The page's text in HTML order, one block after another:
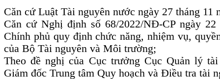
Căn cứ Luật Tài nguyên nước ngày 27 tháng 11
Căn cứ Nghị định số 68/2022/NĐ-CP ngày 22
Chính phủ quy định chức năng, nhiệm vụ,
của Bộ Tài nguyên và Môi trường;
Theo đề nghị của Cục trưởng Cục Quản lý
Giám đốc Trung tâm Quy hoạch và Điều tra tài